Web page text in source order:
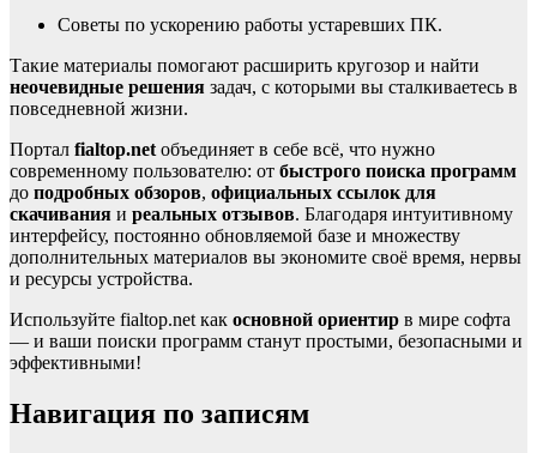
Советы по ускорению работы устаревших ПК.
Такие материалы помогают расширить кругозор и найти
неочевидные решения задач, с которыми вы сталкиваетесь в
повседневной жизни.
Портал fialtop.netобъединяет в себе всё, что нужно
современному пользователю: от быстрого поиска программ
до подробных обзоров, официальных ссылок для
скачивания и реальных отзывов. Благодаря интуитивному
интерфейсу, постоянно обновляемой базе и множеству
дополнительных материалов вы экономите своё время, нервы
и ресурсы устройства.
Используйте fialtop.net как основной ориентир в мире софта
— и ваши поиски программ станут простыми, безопасными и
эффективными!
Навигация по записям